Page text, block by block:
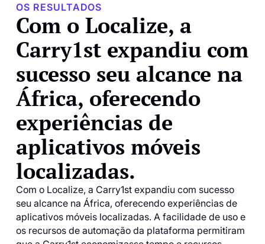
OS RESULTADOS
Com o Localize, a
Carry1st expandiu com
sucesso seu alcance na
África, oferecendo
experiências de
aplicativos móveis
localizadas.
Com o Localize, a Carry1st expandiu com sucesso
seu alcance na África, oferecendo experiências de
aplicativos móveis localizadas. A facilidade de uso e
os recursos de automação da plataforma permitiram